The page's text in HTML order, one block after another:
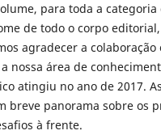
para toda a categoria
de todo o corpo
agradecer a colaboração
nossa área de
atingiu no ano de 2017.
breve panorama sobre os
à frente.